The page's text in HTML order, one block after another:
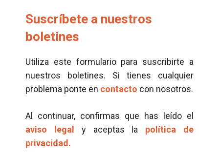
Suscríbete a nuestros
boletines
Utiliza este formulario para suscribirte a
nuestros boletines. Si tienes cualquier
problema ponte en contacto con nosotros.
Al continuar, confirmas que has leído el
aviso legal
y aceptas la política de
privacidad.